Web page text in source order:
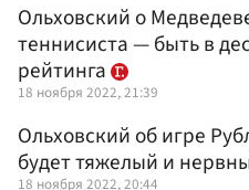
Ольховский о
теннисиста — быть в
рейтинга
18 ноября 2022, 21:39
Ольховский об игре
будет тяжелый и
18 ноября 2022, 20:44